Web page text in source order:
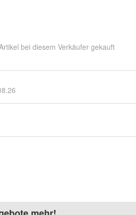
bei diesem Verkäufer gekauft